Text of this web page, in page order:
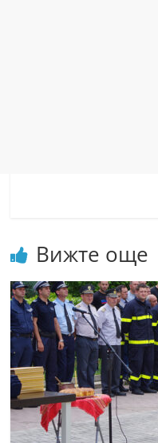
Вижте още